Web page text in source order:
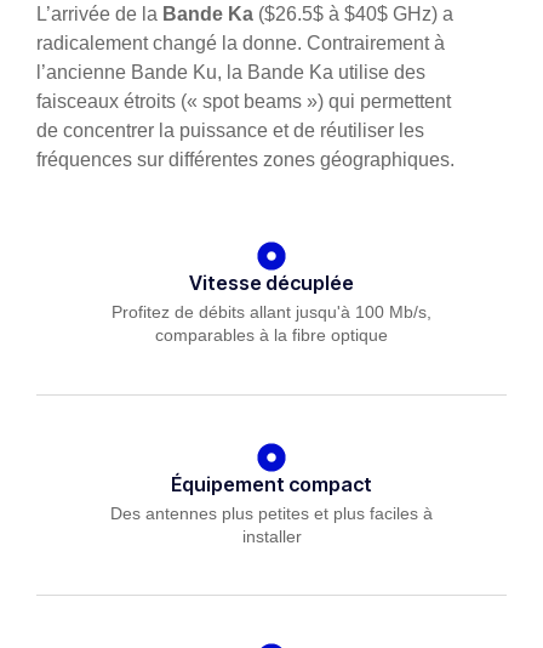
L’arrivée de la Bande Ka ($26.5$ à $40$ GHz) a
radicalement changé la donne. Contrairement à
l’ancienne Bande Ku, la Bande Ka utilise des
faisceaux étroits (« spot beams ») qui permettent
de concentrer la puissance et de réutiliser les
fréquences sur différentes zones géographiques.
Vitesse décuplée
Profitez de débits allant jusqu'à 100 Mb/s,
comparables à la fibre optique
Équipement compact
Des antennes plus petites et plus faciles à
installer